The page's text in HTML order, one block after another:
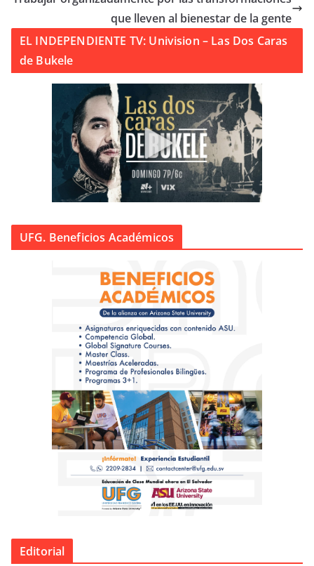
que lleven al bienestar de la gente
EL INDEPENDIENTE TV: Univision – Las Dos Caras
de Bukele
UFG. Beneficios Académicos
Editorial